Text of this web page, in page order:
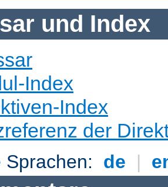
und Index
Index
Index
der
Sprachen: de |